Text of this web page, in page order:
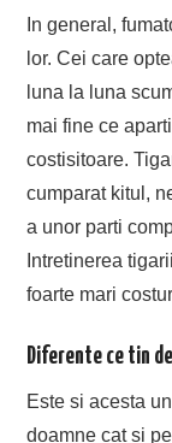
In general,
lor. Cei care
luna la luna
mai fine ce
costisitoare.
cumparat kitul,
a unor parti
Intretinerea
foarte mari
Diferente ce tin
Este si acesta
doamne cat si